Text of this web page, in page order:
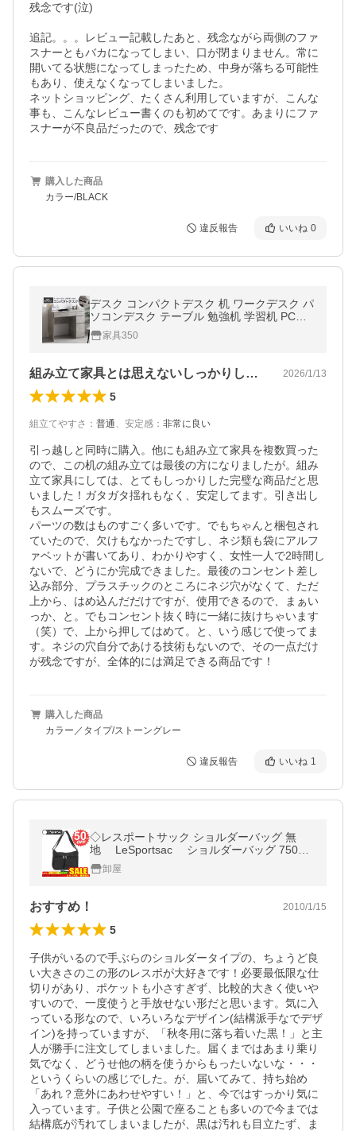
残念です(泣)
追記。。。レビュー記載したあと、残念ながら両側のファ
スナーともバカになってしまい、口が閉まりません。常に
開いてる状態になってしまったため、中身が落ちる可能性
もあり、使えなくなってしまいました。
ネットショッピング、たくさん利用していますが、こんな
事も、こんなレビュー書くのも初めてです。あまりにファ
スナーが不良品だったので、残念です
購入した商品
カラー/BLACK
違反報告 いいね 0
デスク コンパクトデスク 机 ワークデスク パ
ソコンデスク テーブル 勉強机 学習机 PCデ
スク 作業台 PC コンセント USB USBポート
引き出し コンパクト
家具350
組み立て家具とは思えないしっかりした商品 2026/1/13
5
組立てやすさ ： 普通、 安定感 ： 非常に良い
引っ越しと同時に購入。他にも組み立て家具を複数買った
ので、この机の組み立ては最後の方になりましたが。組み
立て家具にしては、とてもしっかりした完璧な商品だと思
いました！ガタガタ揺れもなく、安定してます。引き出し
もスムーズです。
パーツの数はものすごく多いです。でもちゃんと梱包され
ていたので、欠けもなかったですし、ネジ類も袋にアルフ
ァベットが書いてあり、わかりやすく、女性一人で2時間し
ないで、どうにか完成できました。最後のコンセント差し
込み部分、プラスチックのところにネジ穴がなくて、ただ
上から、はめ込んだだけですが、使用できるので、まぁい
っか、と。でもコンセント抜く時に一緒に抜けちゃいます
（笑）で、上から押してはめて。と、いう感じで使ってま
す。ネジの穴自分であける技術もないので、その一点だけ
が残念ですが、全体的には満足できる商品です！
購入した商品
カラー／タイプ/ストーングレー
違反報告 いいね 1
◇レスポートサック ショルダーバッグ 無
地 LeSportsac ショルダーバッグ 7507
5982/5922 ブラック black DELUXE EVE
RYDAY BAG 新作満載
卸屋
おすすめ！ 2010/1/15
5
子供がいるので手ぶらのショルダータイプの、ちょうど良
い大きさのこの形のレスポが大好きです！必要最低限な仕
切りがあり、ポケットも小さすぎず、比較的大きく使いや
すいので、一度使うと手放せない形だと思います。気に入
っている形なので、いろいろなデザイン(結構派手なでデザ
イン)を持っていますが、「秋冬用に落ち着いた黒！」と主
人が勝手に注文してしまいました。届くまではあまり乗り
気でなく、どうせ他の柄を使うからもったいないな・・・
というくらいの感じでした。が、届いてみて、持ち始め
「あれ？意外にあわせやすい！」と、今ではすっかり気に
入っています。子供と公園で座ることも多いので今までは
結構底が汚れてしまいましたが、黒は汚れも目立たず、ま